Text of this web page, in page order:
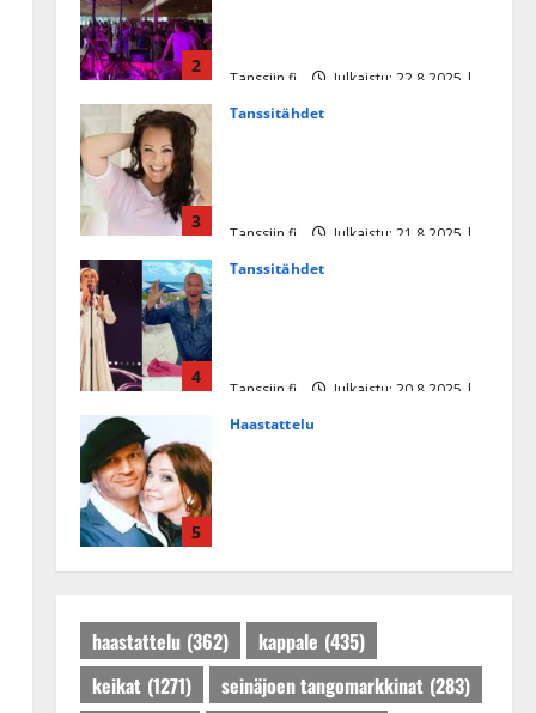
2
Tanssiin.fi
Julkaistu: 22.8.2025 |
3
Tanssitähdet
Tanssiin.fi
Julkaistu: 21.8.2025 |
4
Tanssitähdet
Tanssiin.fi
Julkaistu: 20.8.2025 |
5
Haastattelu
Tanssiin.fi
Julkaistu: 27.4.2025 |
haastattelu (362) kappale (435)
keikat (1271) seinäjoen tangomarkkinat (283)